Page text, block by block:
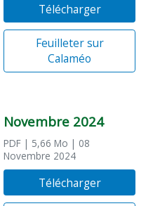
Télécharger
Feuilleter sur
Calaméo
Novembre 2024
PDF | 5,66 Mo | 08
Novembre 2024
Télécharger